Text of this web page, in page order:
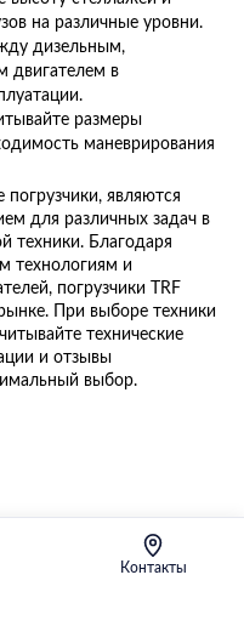
Контакты
на различные уровни.
дизельным,
двигателем в
размеры
маневрирования
погрузчики, являются
для различных задач в
техники. Благодаря
технологиям и
погрузчики TRF
При выборе техники
технические
и отзывы
выбор.